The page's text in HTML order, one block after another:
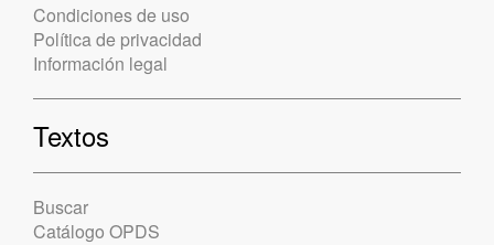
Condiciones de uso
Política de privacidad
Información legal
Textos
Buscar
Catálogo OPDS